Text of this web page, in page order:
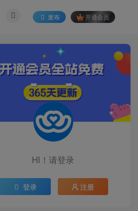
发布 开通会员
HI！请登录
登录 注册